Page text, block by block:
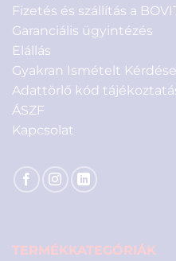
Fizetés és szállítás a
Garanciális ügyintézés
Elállás
Gyakran Ismételt
Adattörlő kód
ÁSZF
Kapcsolat
TERMÉKKATEGÓRIÁK